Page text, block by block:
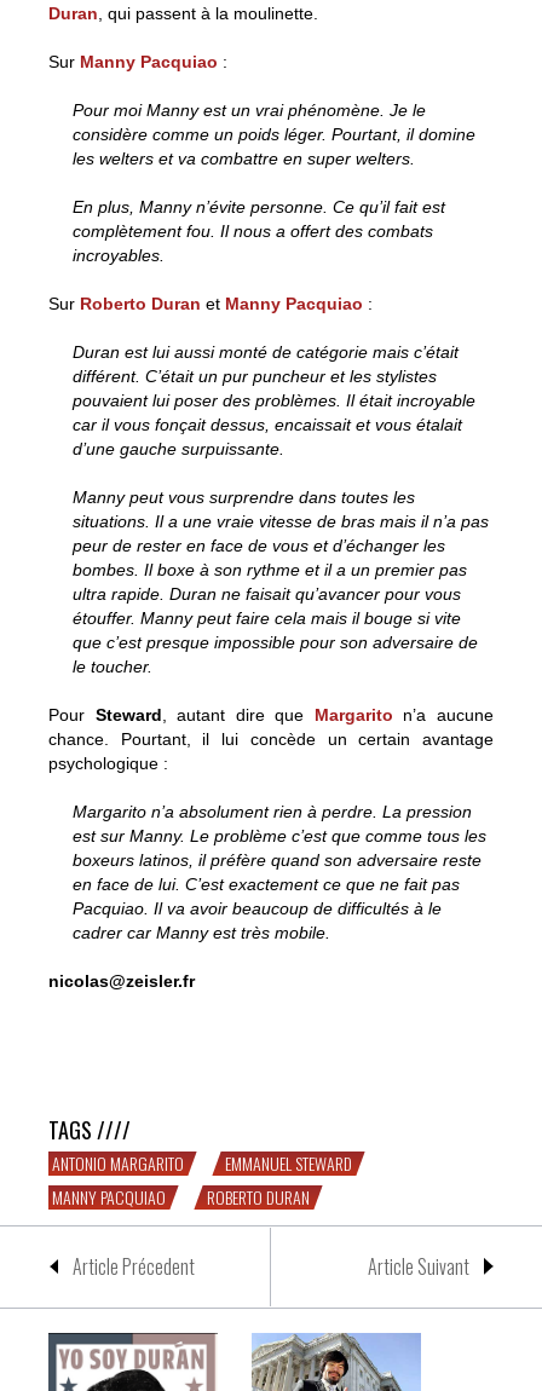
Duran , qui passent à la moulinette.
Sur Manny Pacquiao :
Pour moi Manny est un vrai phénomène. Je le
considère comme un poids léger. Pourtant, il domine
les welters et va combattre en super welters.
En plus, Manny n’évite personne. Ce qu’il fait est
complètement fou. Il nous a offert des combats
incroyables.
Sur Roberto Duran et Manny Pacquiao :
Duran est lui aussi monté de catégorie mais c’était
différent. C’était un pur puncheur et les stylistes
pouvaient lui poser des problèmes. Il était incroyable
car il vous fonçait dessus, encaissait et vous étalait
d’une gauche surpuissante.
Manny peut vous surprendre dans toutes les
situations. Il a une vraie vitesse de bras mais il n’a pas
peur de rester en face de vous et d’échanger les
bombes. Il boxe à son rythme et il a un premier pas
ultra rapide. Duran ne faisait qu’avancer pour vous
étouffer. Manny peut faire cela mais il bouge si vite
que c’est presque impossible pour son adversaire de
le toucher.
Pour Steward , autant dire que Margarito n’a aucune
chance. Pourtant, il lui concède un certain avantage
psychologique :
Margarito n’a absolument rien à perdre. La pression
est sur Manny. Le problème c’est que comme tous les
boxeurs latinos, il préfère quand son adversaire reste
en face de lui. C’est exactement ce que ne fait pas
Pacquiao. Il va avoir beaucoup de difficultés à le
cadrer car Manny est très mobile.
nicolas@zeisler.fr
TAGS ////
ANTONIO MARGARITO
EMMANUEL STEWARD
MANNY PACQUIAO
ROBERTO DURAN
Article Précedent Article Suivant